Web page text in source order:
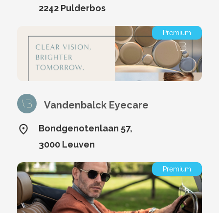
2242 Pulderbos
Premium
Vandenbalck Eyecare
Bondgenotenlaan 57,
3000 Leuven
Premium